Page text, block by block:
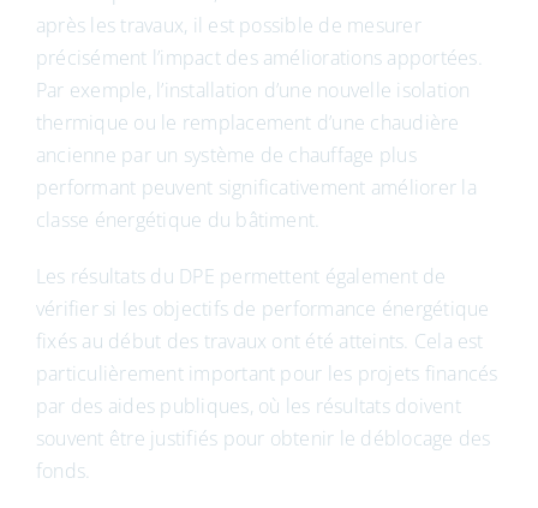
après les travaux, il est possible de mesurer
précisément l’impact des améliorations apportées.
Par exemple, l’installation d’une nouvelle isolation
thermique ou le remplacement d’une chaudière
ancienne par un système de chauffage plus
performant peuvent significativement améliorer la
classe énergétique du bâtiment.
Les résultats du DPE permettent également de
vérifier si les objectifs de performance énergétique
fixés au début des travaux ont été atteints. Cela est
particulièrement important pour les projets financés
par des aides publiques, où les résultats doivent
souvent être justifiés pour obtenir le déblocage des
fonds.